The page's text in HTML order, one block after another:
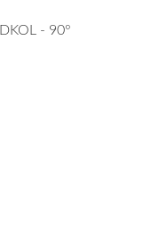
DKOL - 90°